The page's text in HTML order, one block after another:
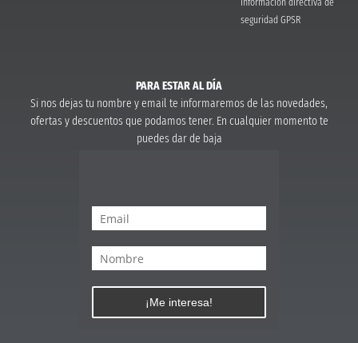
seguridad GPSR
PARA ESTAR AL DÍA
Si nos dejas tu nombre y email te informaremos de las novedades,
ofertas y descuentos que podamos tener. En cualquier momento te
puedes dar de baja